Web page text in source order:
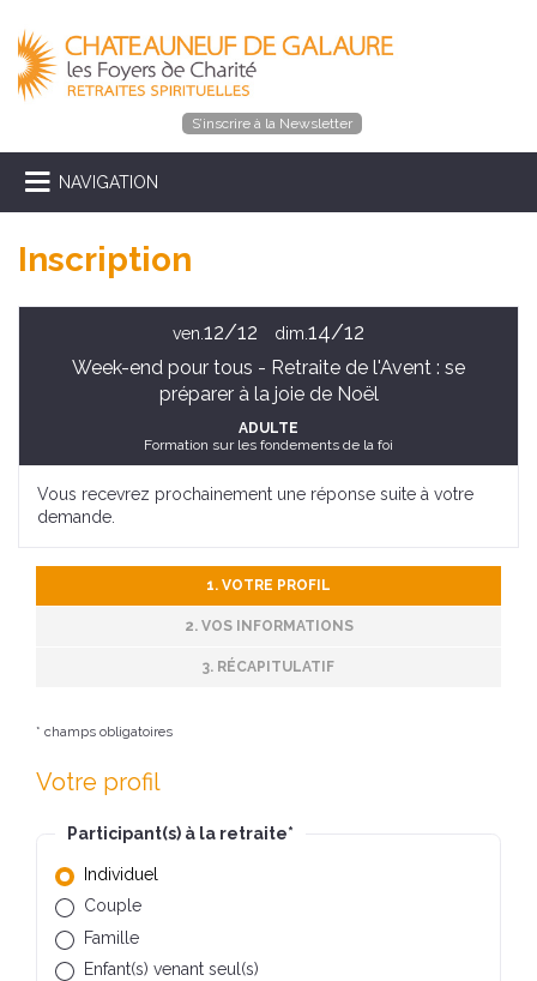
S’inscrire à la Newsletter
NAVIGATION
Inscription
ven. 12/12 dim. 14/12
Week-end pour tous - Retraite de l'Avent : se
préparer à la joie de Noël
ADULTE
Formation sur les fondements de la foi
Vous recevrez prochainement une réponse suite à votre
demande.
1. VOTRE PROFIL
2. VOS INFORMATIONS
3. RÉCAPITULATIF
* champs obligatoires
Votre profil
Participant(s) à la retraite*
Individuel
Couple
Famille
Enfant(s) venant seul(s)